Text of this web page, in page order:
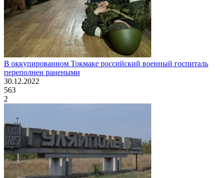
В оккупированном Токмаке российский военный госпиталь
переполнен ранеными
30.12.2022
563
2